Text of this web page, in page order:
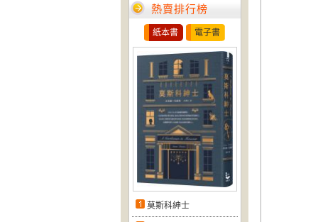
熱賣排行榜
紙本書 電子書
莫斯科紳士